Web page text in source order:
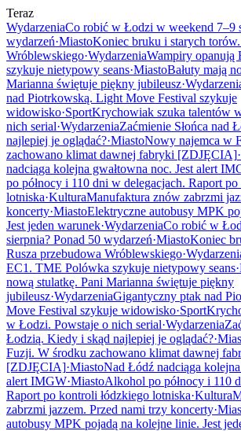
Teraz
WydarzeniaCo robić w Łodzi w weekend 7–9
wydarzeń·MiastoKoniec bruku i starych
Wróblewskiego·WydarzeniaWampiry opanują
szykuje nietypowy seans·MiastoBałuty mają
Marianna świętuje piękny jubileusz·
nad Piotrkowską. Light Move Festival szykuje
widowisko·SportKrychowiak szuka talentów
nich serial·WydarzeniaZaćmienie Słońca nad
najlepiej je oglądać?·MiastoNowy najemca w
zachowano klimat dawnej fabryki [ZDJĘCIA]·
nadciąga kolejna gwałtowna noc. Jest alert
po północy i 110 dni w delegacjach. Raport
lotniska·KulturaManufaktura znów zabrzmi
koncerty·MiastoElektryczne autobusy MPK
Jest jeden warunek·WydarzeniaCo robić w
sierpnia? Ponad 50 wydarzeń·MiastoKoniec
Rusza przebudowa Wróblewskiego·
EC1. TME Polówka szykuje nietypowy seans·
nową stulatkę. Pani Marianna świętuje piękny
jubileusz·WydarzeniaGigantyczny ptak nad
Move Festival szykuje widowisko·Sport
w Łodzi. Powstaje o nich serial·Wydarzenia
Łodzią. Kiedy i skąd najlepiej je oglądać?·
Fuzji. W środku zachowano klimat dawnej
[ZDJĘCIA]·MiastoNad Łódź nadciąga
alert IMGW·MiastoAlkohol po północy i 110
Raport po kontroli łódzkiego lotniska·Kultura
zabrzmi jazzem. Przed nami trzy koncerty·
autobusy MPK pojadą na kolejne linie. Jest